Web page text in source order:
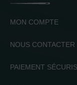
MON COMPTE
NOUS CONTACTER
PAIEMENT